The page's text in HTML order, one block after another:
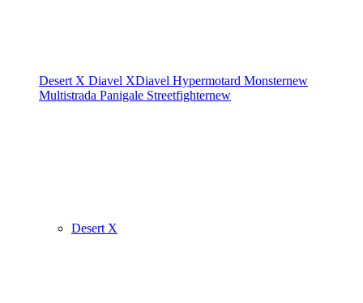
Desert X Diavel XDiavel Hypermotard Monsternew
Multistrada Panigale Streetfighternew
Desert X